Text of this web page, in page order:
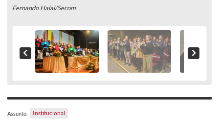
Fernando Halal/Secom
Assunto: Institucional